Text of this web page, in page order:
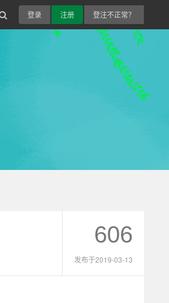
登录 注册 登注不正常？
606
发布于2019-03-13